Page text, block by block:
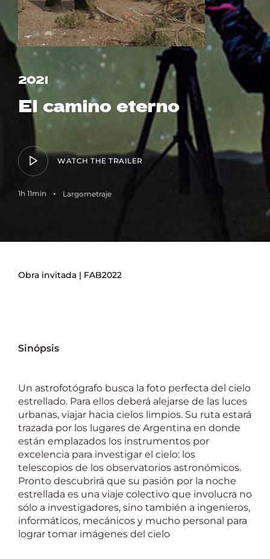
2021
El camino eterno
WATCH THE TRAILER
1h 11min Largometraje
Obra invitada | FAB2022
Sinópsis
Un astrofotógrafo busca la foto perfecta del cielo
estrellado. Para ellos deberá alejarse de las luces
urbanas, viajar hacia cielos limpios. Su ruta estará
trazada por los lugares de Argentina en donde
están emplazados los instrumentos por
excelencia para investigar el cielo: los
telescopios de los observatorios astronómicos.
Pronto descubrirá que su pasión por la noche
estrellada es una viaje colectivo que involucra no
sólo a investigadores, sino también a ingenieros,
informáticos, mecánicos y mucho personal para
lograr tomar imágenes del cielo